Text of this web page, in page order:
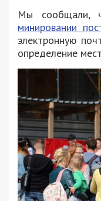
Мы сообщали,
минировании
электронную
определение